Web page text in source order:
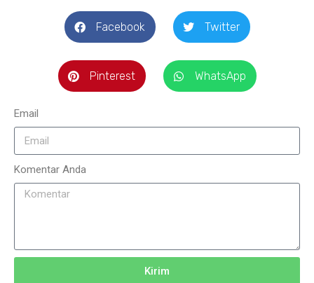
Facebook Twitter
Pinterest WhatsApp
Email
Komentar Anda
Kirim